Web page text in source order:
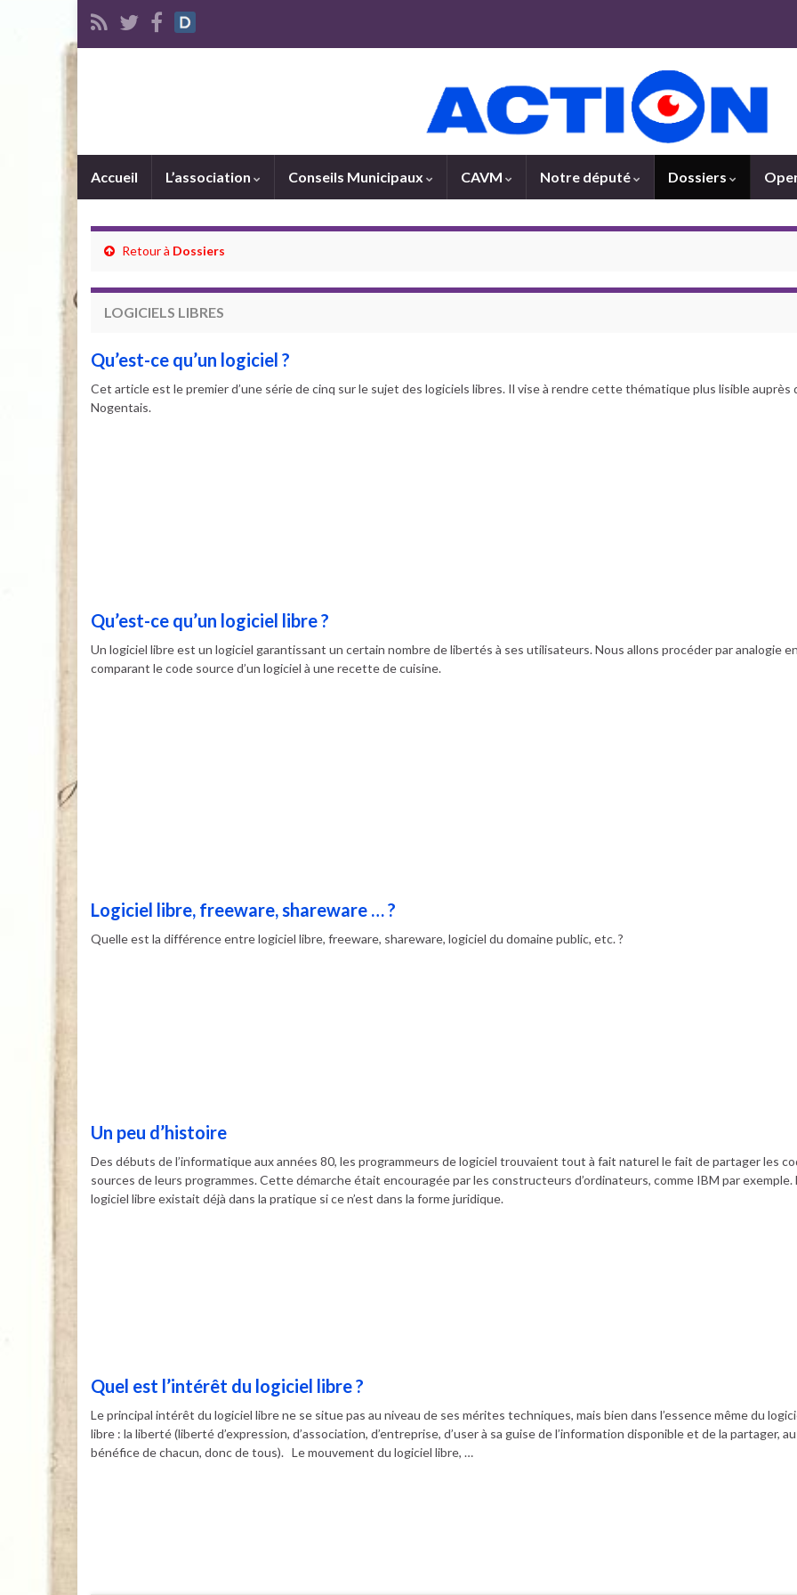
Accueil L’association Conseils Municipaux CAVM Notre député Dossiers
Retour à Dossiers
LOGICIELS LIBRES
Qu’est-ce qu’un logiciel ?
Cet article est le premier d’une série de cinq sur le sujet des logiciels libres. Il vise à rendre cette thématique plus lisible auprès
Nogentais.
Qu’est-ce qu’un logiciel libre ?
Un logiciel libre est un logiciel garantissant un certain nombre de libertés à ses utilisateurs. Nous allons procéder par analogie
comparant le code source d’un logiciel à une recette de cuisine.
Logiciel libre, freeware, shareware … ?
Quelle est la différence entre logiciel libre, freeware, shareware, logiciel du domaine public, etc. ?
Un peu d’histoire
Des débuts de l’informatique aux années 80, les programmeurs de logiciel trouvaient tout à fait naturel le fait de partager les
sources de leurs programmes. Cette démarche était encouragée par les constructeurs d’ordinateurs, comme IBM par exemple.
logiciel libre existait déjà dans la pratique si ce n’est dans la forme juridique.
Quel est l’intérêt du logiciel libre ?
Le principal intérêt du logiciel libre ne se situe pas au niveau de ses mérites techniques, mais bien dans l’essence même du
libre : la liberté (liberté d’expression, d’association, d’entreprise, d’user à sa guise de l’information disponible et de la partager, au
bénéfice de chacun, donc de tous). Le mouvement du logiciel libre, …